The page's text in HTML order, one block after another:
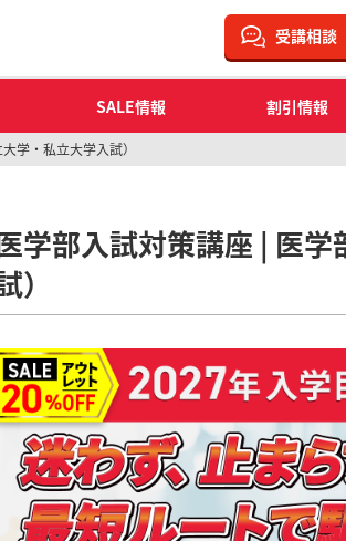
受講相談
SALE情報 割引情報
・私立大学入試）
学部入試対策講座 | 医
）